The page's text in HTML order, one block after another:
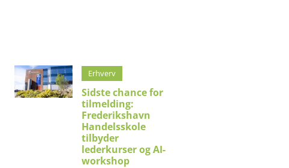
Erhverv
Sidste chance for
tilmelding:
Frederikshavn
Handelsskole
tilbyder
lederkurser og AI-
workshop